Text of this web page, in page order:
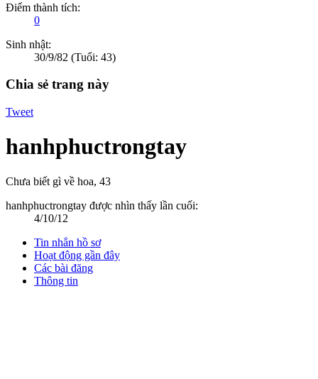
Điểm thành tích:
0
Sinh nhật:
30/9/82 (Tuổi: 43)
Chia sẻ trang này
Tweet
hanhphuctrongtay
Chưa biết gì về hoa, 43
hanhphuctrongtay được nhìn thấy lần cuối:
4/10/12
Tin nhắn hồ sơ
Hoạt động gần đây
Các bài đăng
Thông tin